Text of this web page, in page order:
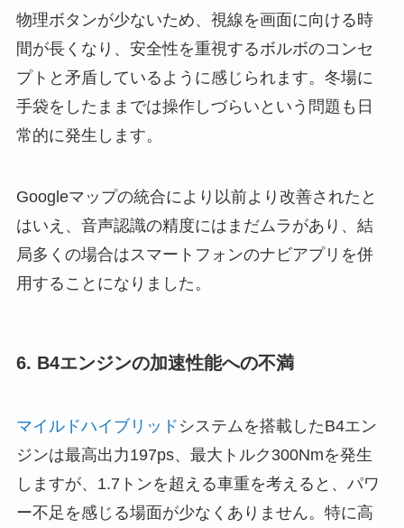
物理ボタンが少ないため、視線を画面に向ける時
間が長くなり、安全性を重視するボルボのコンセ
プトと矛盾しているように感じられます。冬場に
手袋をしたままでは操作しづらいという問題も日
常的に発生します。
Googleマップの統合により以前より改善されたと
はいえ、音声認識の精度にはまだムラがあり、結
局多くの場合はスマートフォンのナビアプリを併
用することになりました。
6. B4エンジンの加速性能への不満
マイルドハイブリッド システムを搭載したB4エン
ジンは最高出力197ps、最大トルク300Nmを発生
しますが、1.7トンを超える車重を考えると、パワ
ー不足を感じる場面が少なくありません。特に高